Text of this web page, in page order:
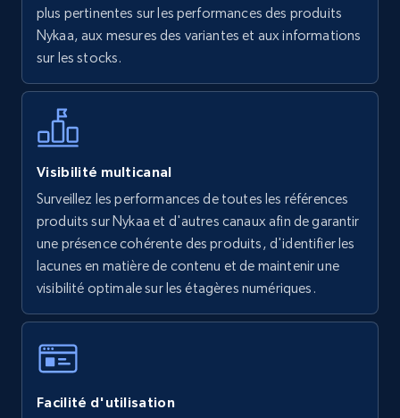
875+ Commencer
Walmart - products - Find new products by
using specific category URL
URL, Final price, Sku, Currency, Gtin,
more.
5.6K+ 875+ Commencer
specific keywords
Specifications, Image urls, Top reviews, and
plus pertinentes sur les performances des produits
Nykaa, aux mesures des variantes et aux informations
sur les stocks.
Visibilité multicanal
Surveillez les performances de toutes les références
produits sur Nykaa et d'autres canaux afin de garantir
une présence cohérente des produits, d'identifier les
lacunes en matière de contenu et de maintenir une
visibilité optimale sur les étagères numériques.
Facilité d'utilisation